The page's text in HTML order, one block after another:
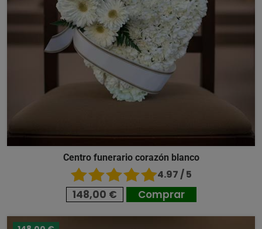
Centro funerario corazón blanco
4.97 / 5
148,00 € Comprar